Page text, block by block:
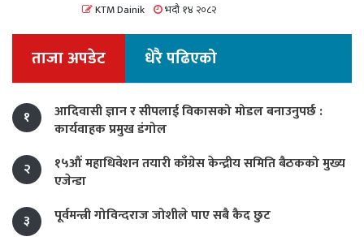
KTM Dainik भदौ १४ २०८२
ताजा अपडेट धेरै पढिएको
१
आदिवासी ज्ञान र सीपलाई विकासको मोडल बनाउनुपर्छ :
कार्यवाहक प्रमुख डंगोल
२
१५औं महाधिवेशन तयारी काँग्रेस केन्द्रीय समिति बैठकको मुख्य
एजेन्डा
३
पूर्वमन्त्री गोविन्दराज जोशीले पाए सबै कैद छुट